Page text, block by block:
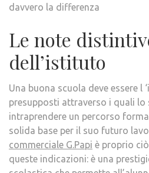
davvero la differenza
Le note
dell’istituto
Una buona scuola deve essere l
presupposti attraverso i quali lo
intraprendere un percorso
solida base per il suo futuro
commerciale G.Papi è proprio
queste indicazioni: è una